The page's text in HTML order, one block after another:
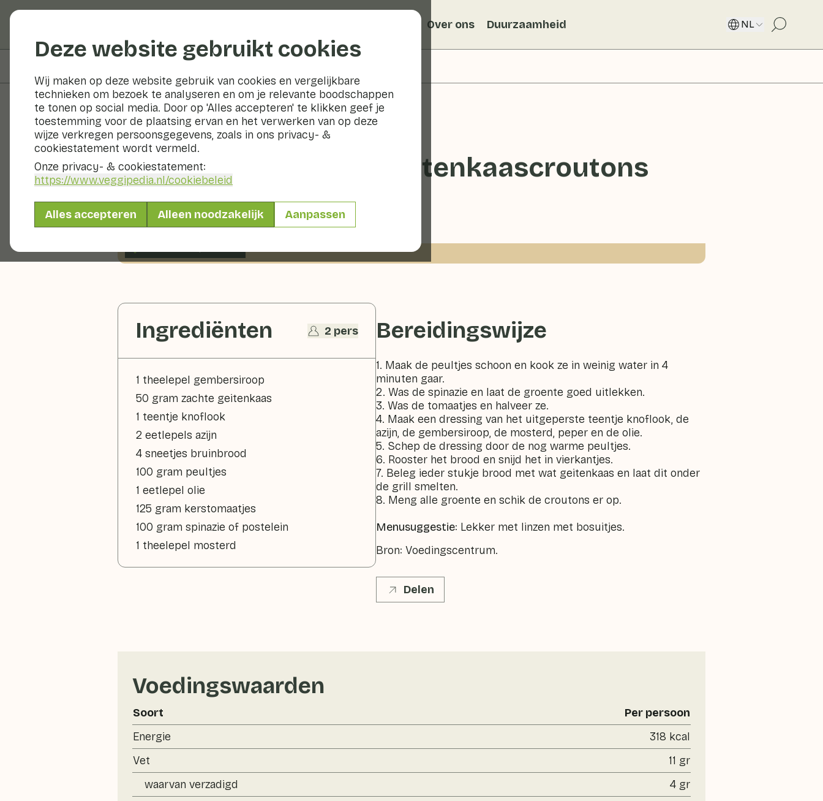
Deze website gebruikt cookies
Wij maken op deze website gebruik van cookies en vergelijkbare
technieken om bezoek te analyseren en om je relevante boodschappen
te tonen op social media. Door op 'Alles accepteren' te klikken geef je
toestemming voor de plaatsing ervan en het verwerken van op deze
wijze verkregen persoonsgegevens, zoals in ons privacy- &
cookiestatement wordt vermeld.
Onze privacy- & cookiestatement:
https://www.veggipedia.nl/cookiebeleid
Alles accepteren Alleen noodzakelijk Aanpassen
Over ons Duurzaamheid NL
Recepten
Spinaziesalade met geitenkaascroutons
Hoofdgerecht 2 pers 10 - 20 min
165gr groenten p.p.
Ingrediënten 2 pers
1 theelepel gembersiroop
50 gram zachte geitenkaas
1 teentje knoflook
2 eetlepels azijn
4 sneetjes bruinbrood
100 gram peultjes
1 eetlepel olie
125 gram kerstomaatjes
100 gram spinazie of postelein
1 theelepel mosterd
Bereidingswijze
1. Maak de peultjes schoon en kook ze in weinig water in 4
minuten gaar.
2. Was de spinazie en laat de groente goed uitlekken.
3. Was de tomaatjes en halveer ze.
4. Maak een dressing van het uitgeperste teentje knoflook, de
azijn, de gembersiroop, de mosterd, peper en de olie.
5. Schep de dressing door de nog warme peultjes.
6. Rooster het brood en snijd het in vierkantjes.
7. Beleg ieder stukje brood met wat geitenkaas en laat dit onder
de grill smelten.
8. Meng alle groente en schik de croutons er op.
Menusuggestie: Lekker met linzen met bosuitjes.
Bron: Voedingscentrum.
Delen
Voedingswaarden
Soort
Per persoon
Energie
318 kcal
Vet
11 gr
waarvan verzadigd
4 gr